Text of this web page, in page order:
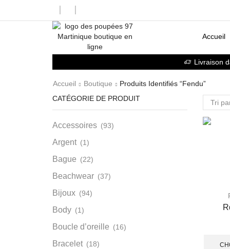
Accueil
Livraison
Accueil Boutique Produits Identifiés “fendu”
CATÉGORIE DE PRODUIT
Accessoires (93)
Argent (1)
Bague (22)
Beachwear (37)
Bijoux (94)
Body (1)
Boucle d’oreille (16)
Bracelet (18)